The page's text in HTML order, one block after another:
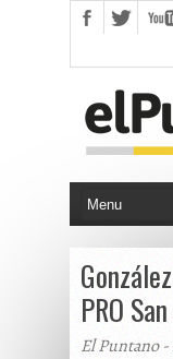
PRO
El Puntano